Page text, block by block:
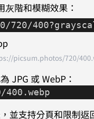
階和模糊效果：
picsum.photos/720/
JPG 或 WebP：
並支持分頁和限制返